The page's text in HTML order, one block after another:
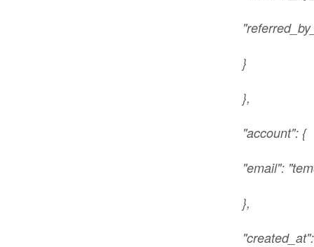
}
},
"account": {
"email":
},